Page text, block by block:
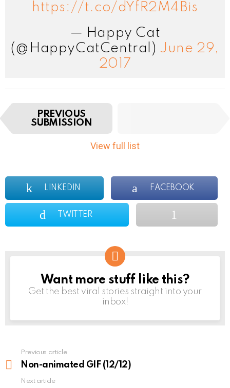
https://t.co/dYfR2M4Bis
— Happy Cat
(@HappyCatCentral) June 29,
2017
I
e
a
i
PREVIOUS
SUBMISSION
View full list
LINKEDIN FACEBOOK
TWITTER
NEWSLETTER
Want more stuff like this?
Get the best viral stories straight into your
inbox!
more
Previous article
Non-animated GIF (12/12)
Next article